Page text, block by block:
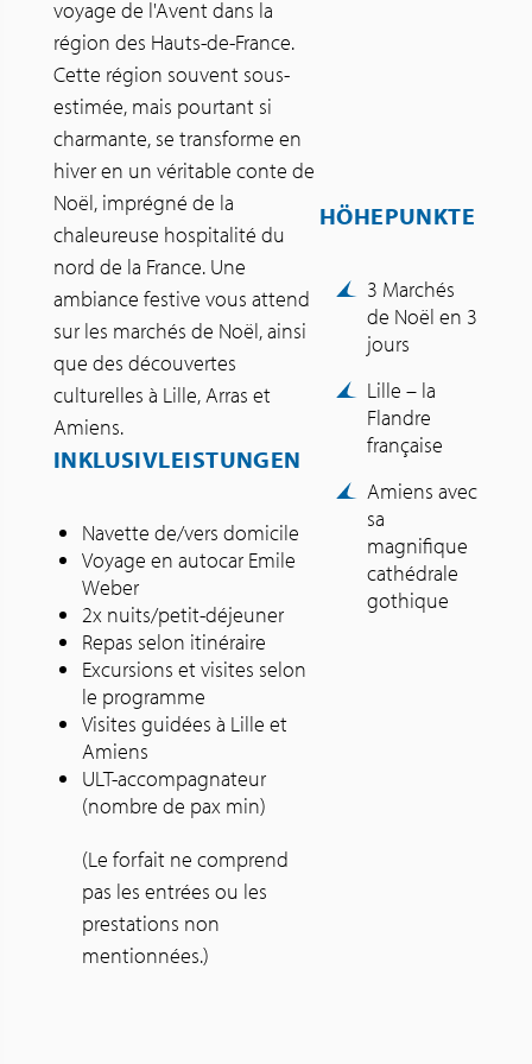
voyage de l'Avent dans la
région des Hauts-de-France.
Cette région souvent sous-
estimée, mais pourtant si
charmante, se transforme en
hiver en un véritable conte de
Noël, imprégné de la
chaleureuse hospitalité du
nord de la France. Une
ambiance festive vous attend
sur les marchés de Noël, ainsi
que des découvertes
culturelles à Lille, Arras et
Amiens.
INKLUSIVLEISTUNGEN
Navette de/vers domicile
Voyage en autocar Emile
Weber
2x nuits/petit-déjeuner
Repas selon itinéraire
Excursions et visites selon
le programme
Visites guidées à Lille et
Amiens
ULT-accompagnateur
(nombre de pax min)
(Le forfait ne comprend
pas les entrées ou les
prestations non
mentionnées.)
HÖHEPUNKTE
3 Marchés
de Noël en 3
jours
Lille – la
Flandre
française
Amiens avec
sa
magnifique
cathédrale
gothique